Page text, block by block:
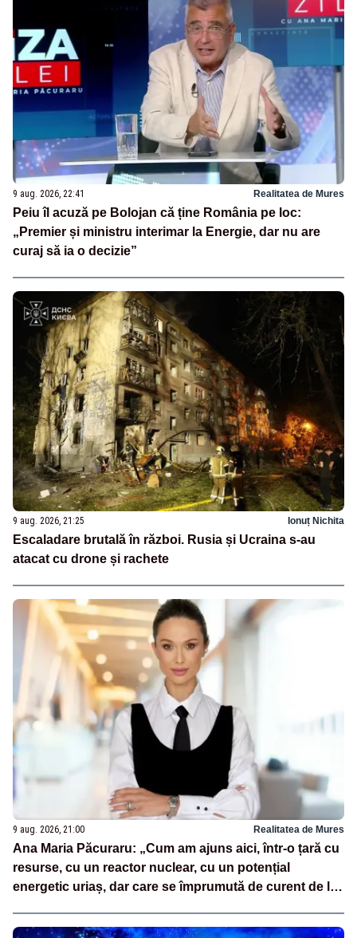
9 aug. 2026, 22:41 Realitatea de Mures
Peiu îl acuză pe Bolojan că ține România pe loc:
„Premier și ministru interimar la Energie, dar nu are
curaj să ia o decizie”
9 aug. 2026, 21:25 Ionuț Nichita
Escaladare brutală în război. Rusia și Ucraina s-au
atacat cu drone și rachete
9 aug. 2026, 21:00 Realitatea de Mures
Ana Maria Păcuraru: „Cum am ajuns aici, într-o țară cu
resurse, cu un reactor nuclear, cu un potențial
energetic uriaș, dar care se împrumută de curent de la